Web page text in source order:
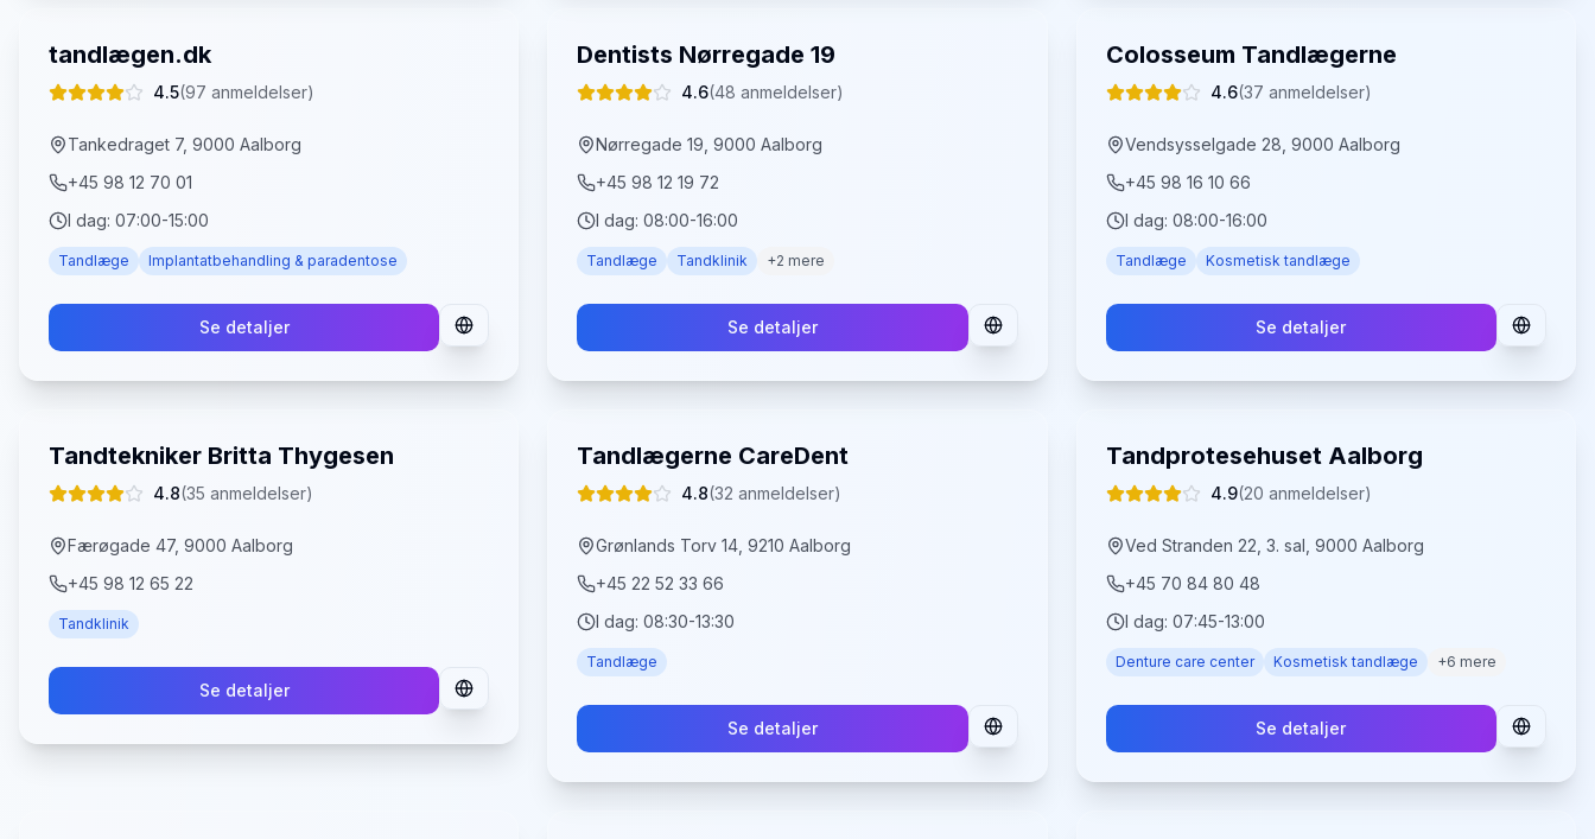
tandlægen.dk
4.5(97 anmeldelser)
Tankedraget 7, 9000 Aalborg
+45 98 12 70 01
I dag: 07:00-15:00
Tandlæge Implantatbehandling & paradentose
Se detaljer
Dentists Nørregade 19
4.6(48 anmeldelser)
Nørregade 19, 9000 Aalborg
+45 98 12 19 72
I dag:08:00-16:00
Tandlæge Tandklinik +2 mere
Se detaljer
Colosseum Tandlægerne
4.6(37 anmeldelser)
Vendsysselgade 28, 9000 Aalborg
+45 98 16 10 66
I dag: 08:00-16:00
Tandlæge Kosmetisk tandlæge
Se detaljer
Tandtekniker Britta Thygesen
4.8(35 anmeldelser)
Færøgade 47, 9000 Aalborg
+45 98 12 65 22
Tandklinik
Se detaljer
Tandlægerne CareDent
4.8(32 anmeldelser)
Grønlands Torv 14, 9210 Aalborg
+45 22 52 33 66
I dag:08:30-13:30
Tandlæge
Se detaljer
Tandprotesehuset Aalborg
4.9(20 anmeldelser)
Ved Stranden 22, 3. sal, 9000 Aalborg
+45 70 84 80 48
I dag: 07:45-13:00
Denture care center Kosmetisk tandlæge +6 mere
Se detaljer